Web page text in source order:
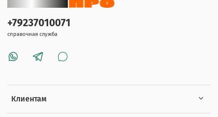
Клиентам
+79237010071
справочная служба